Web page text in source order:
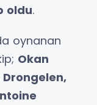
oldu.
oynanan
Okan
Drongelen,